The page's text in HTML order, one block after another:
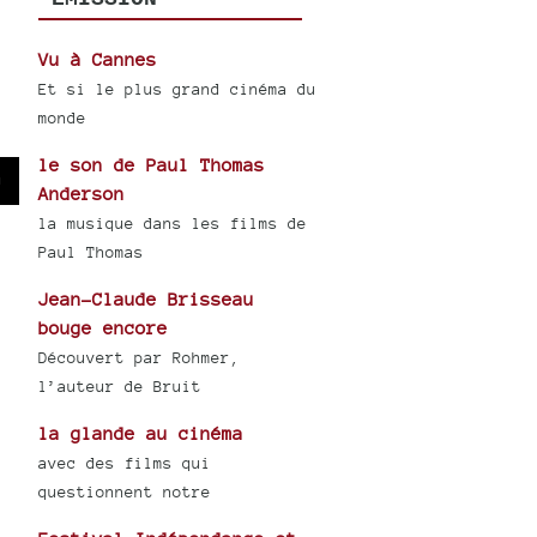
Vu à Cannes
Et si le plus grand cinéma du
monde
le son de Paul Thomas
Anderson
la musique dans les films de
Paul Thomas
Jean-Claude Brisseau
bouge encore
Découvert par Rohmer,
l’auteur de Bruit
la glande au cinéma
avec des films qui
questionnent notre